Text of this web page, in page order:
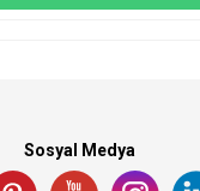
Sosyal Medya